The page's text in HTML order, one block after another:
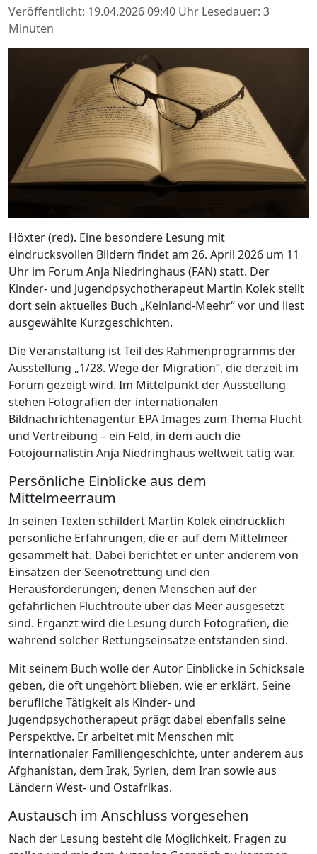
Veröffentlicht: 19.04.2026 09:40 Uhr Lesedauer: 3
Minuten
Höxter (red). Eine besondere Lesung mit
eindrucksvollen Bildern findet am 26. April 2026 um 11
Uhr im Forum Anja Niedringhaus (FAN) statt. Der
Kinder- und Jugendpsychotherapeut Martin Kolek stellt
dort sein aktuelles Buch „Keinland-Meehr“ vor und liest
ausgewählte Kurzgeschichten.
Die Veranstaltung ist Teil des Rahmenprogramms der
Ausstellung „1/28. Wege der Migration“, die derzeit im
Forum gezeigt wird. Im Mittelpunkt der Ausstellung
stehen Fotografien der internationalen
Bildnachrichtenagentur EPA Images zum Thema Flucht
und Vertreibung – ein Feld, in dem auch die
Fotojournalistin Anja Niedringhaus weltweit tätig war.
Persönliche Einblicke aus dem
Mittelmeerraum
In seinen Texten schildert Martin Kolek eindrücklich
persönliche Erfahrungen, die er auf dem Mittelmeer
gesammelt hat. Dabei berichtet er unter anderem von
Einsätzen der Seenotrettung und den
Herausforderungen, denen Menschen auf der
gefährlichen Fluchtroute über das Meer ausgesetzt
sind. Ergänzt wird die Lesung durch Fotografien, die
während solcher Rettungseinsätze entstanden sind.
Mit seinem Buch wolle der Autor Einblicke in Schicksale
geben, die oft ungehört blieben, wie er erklärt. Seine
berufliche Tätigkeit als Kinder- und
Jugendpsychotherapeut prägt dabei ebenfalls seine
Perspektive. Er arbeitet mit Menschen mit
internationaler Familiengeschichte, unter anderem aus
Afghanistan, dem Irak, Syrien, dem Iran sowie aus
Ländern West- und Ostafrikas.
Austausch im Anschluss vorgesehen
Nach der Lesung besteht die Möglichkeit, Fragen zu